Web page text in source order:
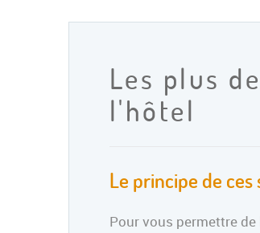
Les plus
l'hôtel
Le principe de
Pour vous permettre